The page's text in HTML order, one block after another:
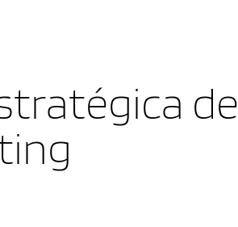
de